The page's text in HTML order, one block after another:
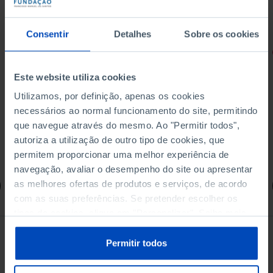
Consentir Detalhes Sobre os cookies
Este website utiliza cookies
Utilizamos, por definição, apenas os cookies
necessários ao normal funcionamento do site, permitindo
que navegue através do mesmo. Ao "Permitir todos",
autoriza a utilização de outro tipo de cookies, que
permitem proporcionar uma melhor experiência de
navegação, avaliar o desempenho do site ou apresentar
as melhores ofertas de produtos e serviços, de acordo
com as suas preferências. Se pretender escolher os
sobre cookies através da gestão de preferências ou da
Política de Cookies.
Permitir todos
RETRATOS
Promessas do Futebol
4,50 € 5,00 € -10%
Comprar